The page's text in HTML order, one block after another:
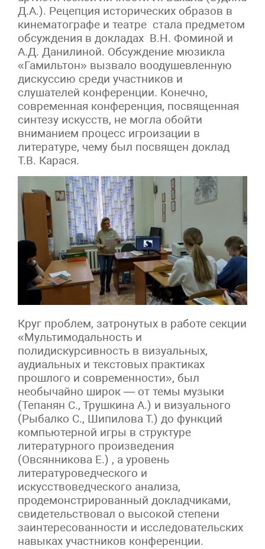
Д.А.). Рецепция исторических образов в
кинематографе и театре стала предметом
обсуждения в докладах В.Н. Фоминой и
А.Д. Данилиной. Обсуждение мюзикла
«Гамильтон» вызвало воодушевленную
дискуссию среди участников и
слушателей конференции. Конечно,
современная конференция, посвященная
синтезу искусств, не могла обойти
вниманием процесс игроизации в
литературе, чему был посвящен доклад
Т.В. Карася.
Круг проблем, затронутых в работе секции
«Мультимодальность и
полидискурсивность в визуальных,
аудиальных и текстовых практиках
прошлого и современности», был
необычайно широк — от темы музыки
(Тепанян С., Трушкина А.) и визуального
(Рыбалко С., Шипилова Т.) до функций
компьютерной игры в структуре
литературного произведения
(Овсянникова Е.) , а уровень
литературоведческого и
искусствоведческого анализа,
продемонстрированный докладчиками,
свидетельствовал о высокой степени
заинтересованности и исследовательских
навыках участников конференции.